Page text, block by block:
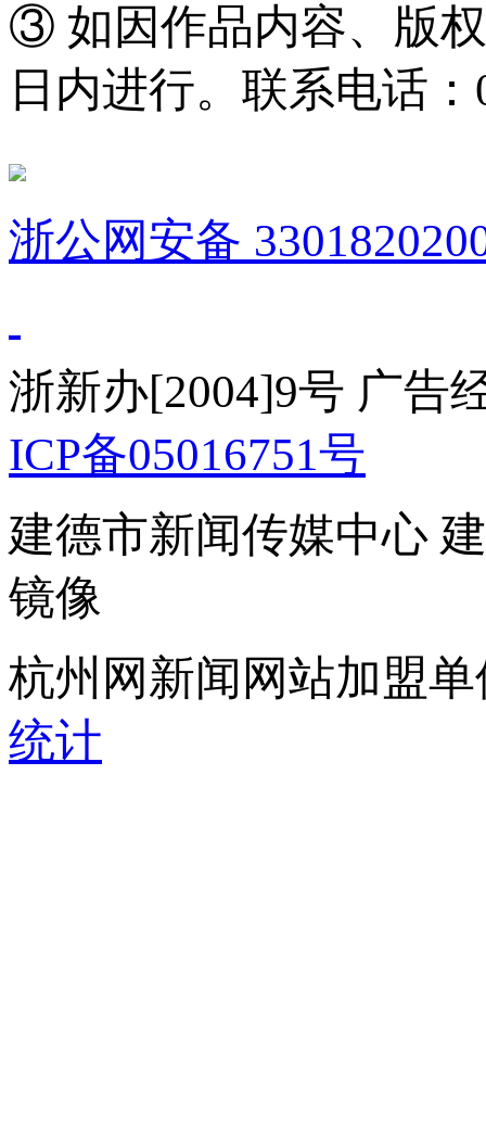
③ 如因作品内容、版
日内进行。联系电话：
浙公网安备
浙新办[2004]9号 广告
ICP备05016751号
建德市新闻传媒中心
镜像
杭州网新闻网站加盟
统计